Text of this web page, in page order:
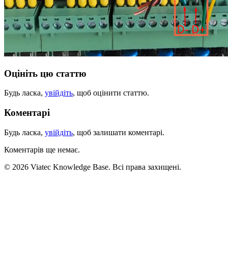
Оцініть цю статтю
Будь ласка, увійдіть, щоб оцінити статтю.
Коментарі
Будь ласка, увійдіть, щоб залишати коментарі.
Коментарів ще немає.
© 2026 Viatec Knowledge Base. Всі права захищені.